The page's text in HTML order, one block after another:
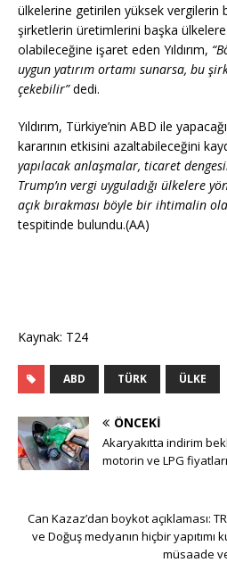
ülkelerine getirilen yüksek vergilerin
şirketlerin üretimlerini başka ülkelere
olabileceğine işaret eden Yıldırım,
uygun yatırım ortamı sunarsa, bu
çekebilir”dedi.
Yıldırım, Türkiye’nin ABD ile
kararının etkisini azaltabileceğini
yapılacak anlaşmalar, ticaret
Trump’ın vergi uyguladığı ülkelere
açık bırakması böyle bir ihtimalin
tespitinde bulundu.(AA)
Kaynak: T24
ABD TÜRK ÜLKE
ÖNCEKI
Akaryakıtta indirim
motorin ve LPG fiyatları
Can Kazaz’dan boykot açıklaması:
ve Doğuş medyanın hiçbir yapıtımı
müsaade